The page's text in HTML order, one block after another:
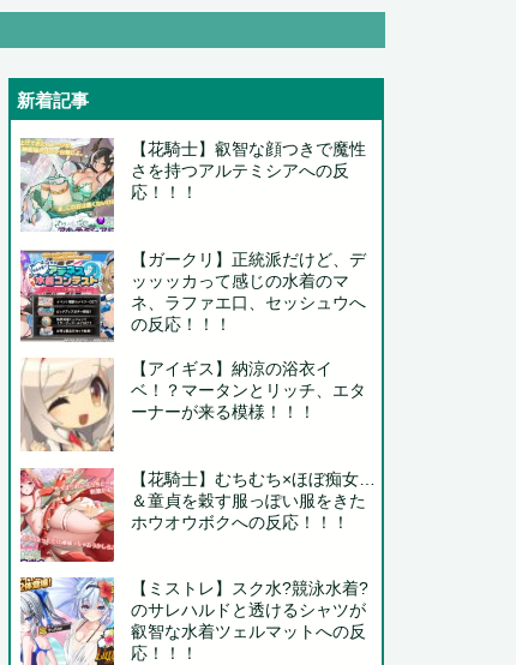
新着記事
【花騎士】叡智な顔つきで魔性
さを持つアルテミシアへの反
応！！！
【ガークリ】正統派だけど、デ
ッッッカって感じの水着のマ
ネ、ラファエ口、セッシュウへ
の反応！！！
【アイギス】納涼の浴衣イ
ベ！？マータンとリッチ、エタ
ーナーが来る模様！！！
【花騎士】むちむち×ほぼ痴女…
＆童貞を穀す服っぽい服をきた
ホウオウボクへの反応！！！
【ミストレ】スク水?競泳水着?
のサレハルドと透けるシャツが
叡智な水着ツェルマットへの反
応！！！